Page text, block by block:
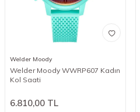
Welder Moody
Welder Moody WWRP607 Kadın
Kol Saati
6.810,00 TL